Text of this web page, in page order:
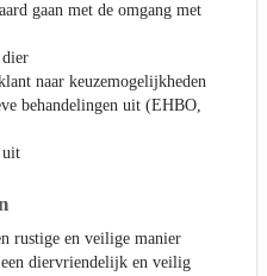
gaan met de omgang met
dier
naar keuzemogelijkheden
behandelingen uit (EHBO,
uit
rustige en veilige manier
diervriendelijk en veilig